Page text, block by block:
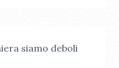
siamo deboli